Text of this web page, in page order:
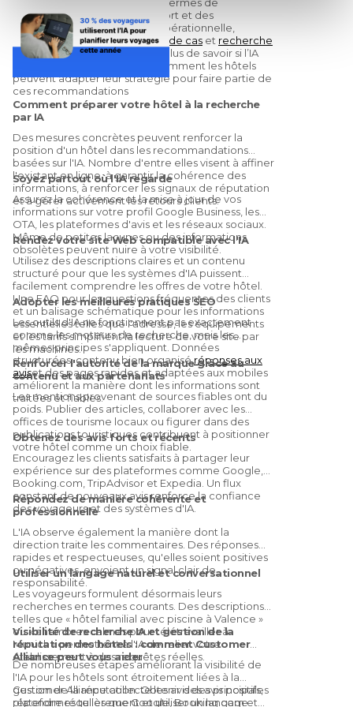
réservations, un RevPAR plus fort et des
améliorations de l'efficacité opérationnelle,
soutenus par l'industrieétudes de cas et recherche
universitaire La question n’est plus de savoir si l’IA
influencera la visibilité, mais comment les hôtels
peuvent adapter leur stratégie pour faire partie de
ces recommandations
Comment préparer votre hôtel à la recherche
par IA
Des mesures concrètes peuvent renforcer la
position d'un hôtel dans les recommandations
basées sur l'IA. Nombre d'entre elles visent à affiner
l'existant en ligne, à garantir la cohérence des
informations, à renforcer les signaux de réputation
et à gérer activement les retours clients.
Soyez partout où l'IA regarde
Assurez la cohérence et la mise à jour de vos
informations sur votre profil Google Business, les
OTA, les plateformes d'avis et les réseaux sociaux.
Même de petites lacunes ou des informations
obsolètes peuvent nuire à votre visibilité.
Rendez votre site Web compatible avec l'IA
Utilisez des descriptions claires et un contenu
structuré pour que les systèmes d'IA puissent
facilement comprendre les offres de votre hôtel.
Une FAQ pour les questions fréquentes des clients
et un balisage schématique pour les informations
essentielles telles que l'adresse, les équipements
et les tarifs simplifient la lecture de votre site par
les machines.
Adopter les meilleures pratiques SEO
Les outils d'IA ne fonctionnent pas exactement
comme les moteurs de recherche, mais les
mêmes principes s'appliquent. Données
structurées, contenu bien organisé,réponses aux
aviset des pages rapides et adaptées aux mobiles
améliorent la manière dont les informations sont
traitées et fiables.
Renforcer l'autorité de la marque grâce au
contenu et aux partenariats
Les mentions provenant de sources fiables ont du
poids. Publier des articles, collaborer avec les
offices de tourisme locaux ou figurer dans des
publications touristiques contribuent à positionner
votre hôtel comme un choix fiable.
Obtenez des avis forts et récents
Encouragez les clients satisfaits à partager leur
expérience sur des plateformes comme Google,
Booking.com, TripAdvisor et Expedia. Un flux
constant de nouveaux avis renforce la confiance
des voyageurs et des systèmes d'IA.
Répondez de manière cohérente et
professionnelle
L'IA observe également la manière dont la
direction traite les commentaires. Des réponses
rapides et respectueuses, qu'elles soient positives
ou négatives, envoient un signal clair de
responsabilité.
Utiliser un langage naturel et conversationnel
Les voyageurs formulent désormais leurs
recherches en termes courants. Des descriptions
telles que « hôtel familial avec piscine à Valence »
ou « chambres calmes pour télétravailler à
Munich » permettent à l'IA de relier votre
établissement à des requêtes réelles.
Visibilité de recherche IA et gestion de la
réputation des hôtels : comment Customer
Alliance peut vous aider
De nombreuses étapes améliorant la visibilité de
l'IA pour les hôtels sont étroitement liées à la
gestion de la réputation. Obtenir des avis positifs,
répondre régulièrement et utiliser un langage
Customer Alliance collecte les avis des principales
plateformes telles que Google, Booking.com et